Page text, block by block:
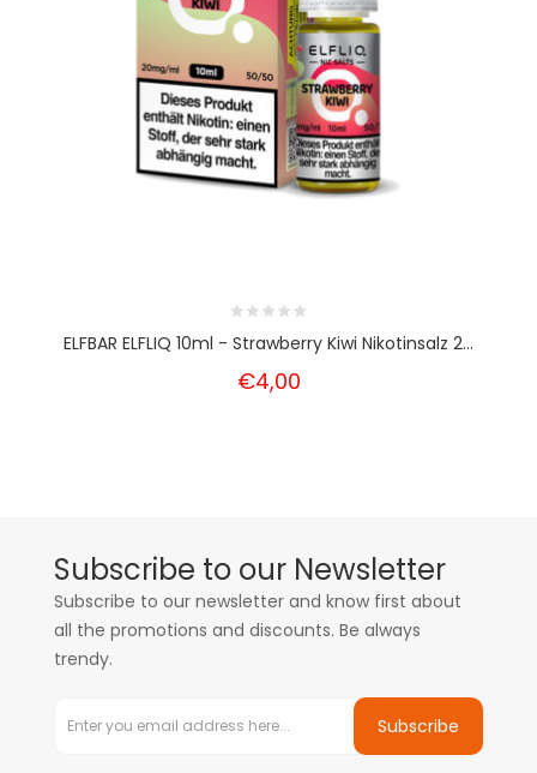
ELFBAR ELFLIQ 10ml - Strawberry Kiwi Nikotinsalz 2...
€4,00
Subscribe to our Newsletter
Subscribe to our newsletter and know first about
all the promotions and discounts. Be always
trendy.
Subscribe